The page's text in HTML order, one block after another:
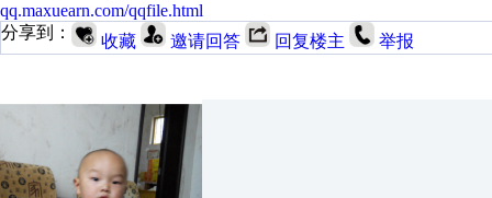
qq.maxuearn.com/qqfile.html
分享到：
收藏 邀请回答 回复楼主 举报